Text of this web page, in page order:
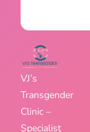
VJ’s
Transgender
Clinic –
Specialist